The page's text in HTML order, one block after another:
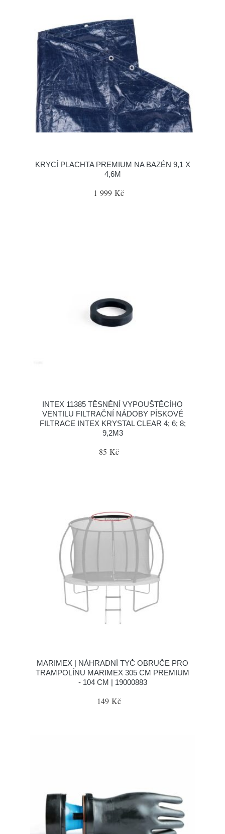
KRYCÍ PLACHTA PREMIUM NA BAZÉN 9,1 X
4,6M
1 999 Kč
INTEX 11385 TĚSNĚNÍ VYPOUŠTĚCÍHO
VENTILU FILTRAČNÍ NÁDOBY PÍSKOVÉ
FILTRACE INTEX KRYSTAL CLEAR 4; 6; 8;
9,2M3
85 Kč
MARIMEX | NÁHRADNÍ TYČ OBRUČE PRO
TRAMPOLÍNU MARIMEX 305 CM PREMIUM
- 104 CM | 19000883
149 Kč